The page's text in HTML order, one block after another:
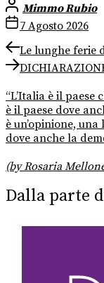
Mimmo Rubio
7 Agosto 2026
Navigazione
articoli
Previous
post:
Le lunghe ferie
Next
post:
“L’Italia è il paese
è il paese dove
è un’opinione,
dove anche la
(by Rosaria
Dalla parte